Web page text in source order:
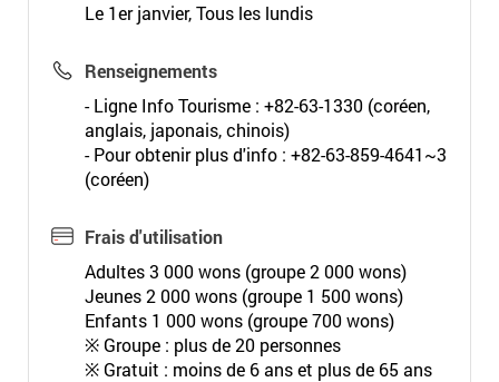
Le 1er janvier, Tous les lundis
Renseignements
- Ligne Info Tourisme : +82-63-1330 (coréen,
anglais, japonais, chinois)
- Pour obtenir plus d'info : +82-63-859-4641~3
(coréen)
Frais d'utilisation
Adultes 3 000 wons (groupe 2 000 wons)
Jeunes 2 000 wons (groupe 1 500 wons)
Enfants 1 000 wons (groupe 700 wons)
※ Groupe : plus de 20 personnes
※ Gratuit : moins de 6 ans et plus de 65 ans